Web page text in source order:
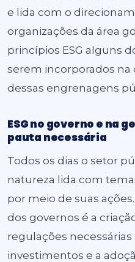
e lida com o
organizações da área
princípios ESG alguns
serem incorporados na
dessas engrenagens
ESG no governo e na
pauta necessária
Todos os dias o setor
natureza lida com
por meio de suas
dos governos é a
regulações
investimentos e a